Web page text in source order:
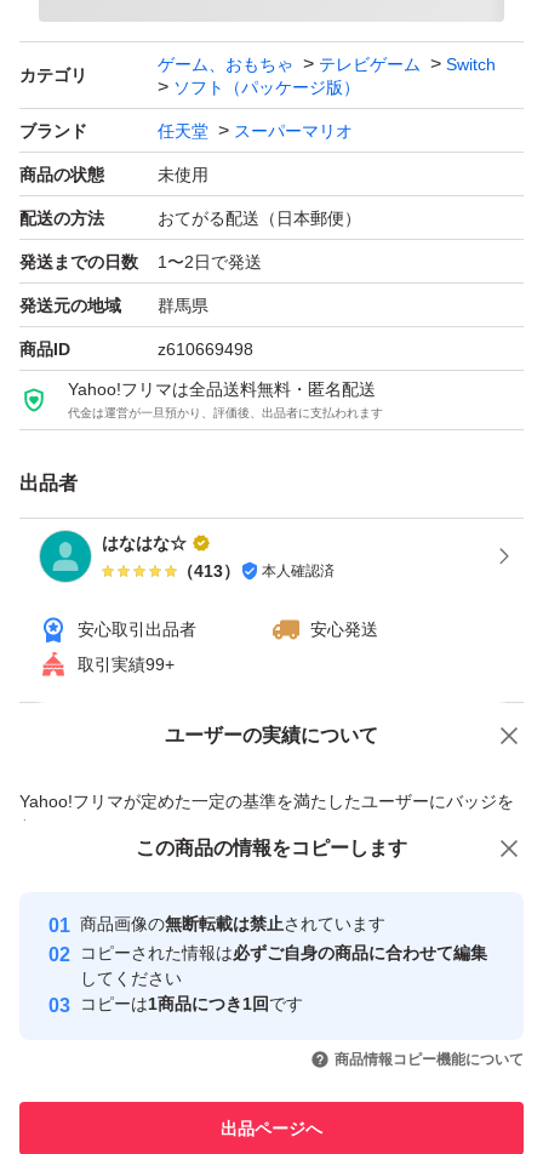
カテゴリ
ゲーム、おもちゃ テレビゲーム
Switch
ソフト（パッケージ版）
ブランド 任天堂 スーパーマリオ
商品の状態 未使用
配送の方法 おてがる配送（日本郵便）
発送までの日数 1〜2日で発送
発送元の地域 群馬県
商品ID z610669498
Yahoo!フリマは全品送料無料・匿名配送
代金は運営が一旦預かり、評価後、出品者に支払われます
出品者
はなはな☆
（413） 本人確認済
安心取引出品者
安心発送
取引実績99+
ユーザーの実績について
Yahoo!フリマが定めた一定の基準を満たしたユーザーにバッジを
付与しています
安心取引出品者
心・安全なユーザーです
取引実績
引を完了させた実績があります
での取引実績があります
価格の相談 商品への質問
この商品の情報をコピーします
商品画像の無断転載は禁止されています
コピーされた情報は必ずご自身の商品に合わせて編集
してください
コピーは1商品につき1回です
商品情報コピー機能について
出品ページへ
この商品をみている人にオススメ